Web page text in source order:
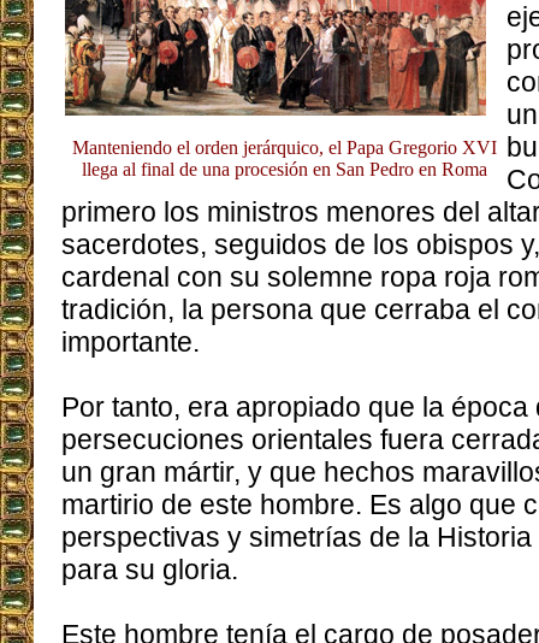
Manteniendo el orden jerárquico, el Papa Gregorio XVI
llega al final de una procesión en San Pedro en Roma
primero los ministros menores del
sacerdotes, seguidos de los obispos
cardenal con su solemne ropa roja
tradición, la persona que cerraba el
importante.
Por tanto, era apropiado que la época
persecuciones orientales fuera
un gran mártir, y que hechos
martirio de este hombre. Es algo que
perspectivas y simetrías de la
para su gloria.
Este hombre tenía el cargo de